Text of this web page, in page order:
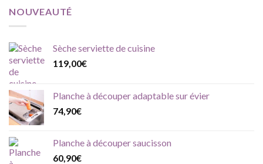
NOUVEAUTÉ
Sèche serviette de cuisine
119,00€
Planche à découper adaptable sur évier
74,90€
Planche à découper saucisson
60,90€